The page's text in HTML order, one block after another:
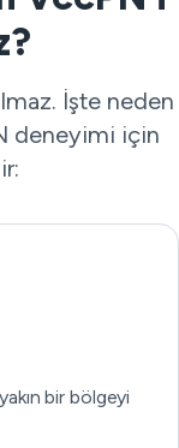
İşte neden
deneyimi için
bir bölgeyi